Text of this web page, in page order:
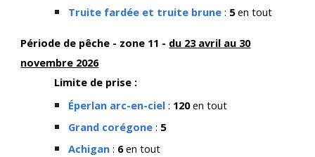
Truite fardée et truite brune : 5en tout
Période de pêche - zone 11 - du 23 avril au 30
novembre 2026
Limite de prise :
Éperlan arc-en-ciel : 120en tout
Grand corégone : 5
Achigan: 6en tout